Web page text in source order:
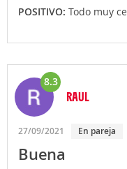
POSITIVO: Todo muy
8.3
RAUL
27/09/2021 En pareja
Buena